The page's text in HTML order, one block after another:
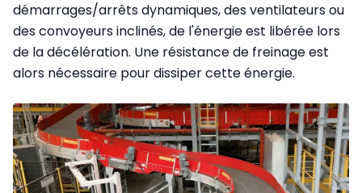
démarrages/arrêts dynamiques, des ventilateurs ou
des convoyeurs inclinés, de l'énergie est libérée lors
de la décélération. Une résistance de freinage est
alors nécessaire pour dissiper cette énergie.